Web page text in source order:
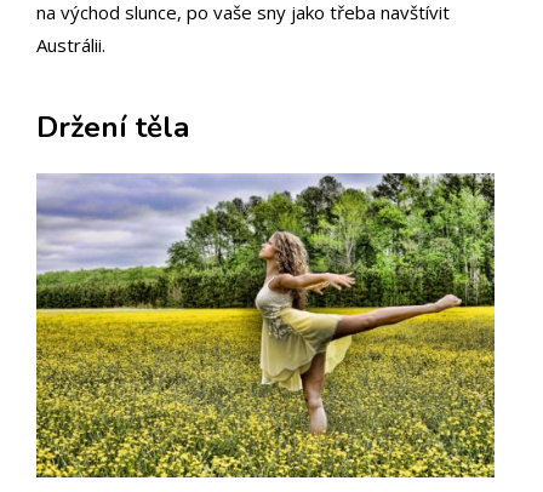
na východ slunce, po vaše sny jako třeba navštívit
Austrálii.
Držení těla